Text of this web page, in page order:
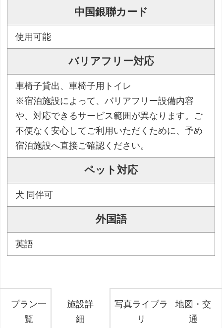
中国銀聯カード
使用可能
バリアフリー対応
車椅子貸出、車椅子用トイレ
※宿泊施設によって、バリアフリー設備内容
や、対応できるサービス範囲が異なります。ご
不便なく安心してご利用いただくために、予め
宿泊施設へ直接ご確認ください。
ペット対応
犬 同伴可
外国語
英語
プラン一
覧
施設詳
細
写真ライブラ
リ
地図・交
通